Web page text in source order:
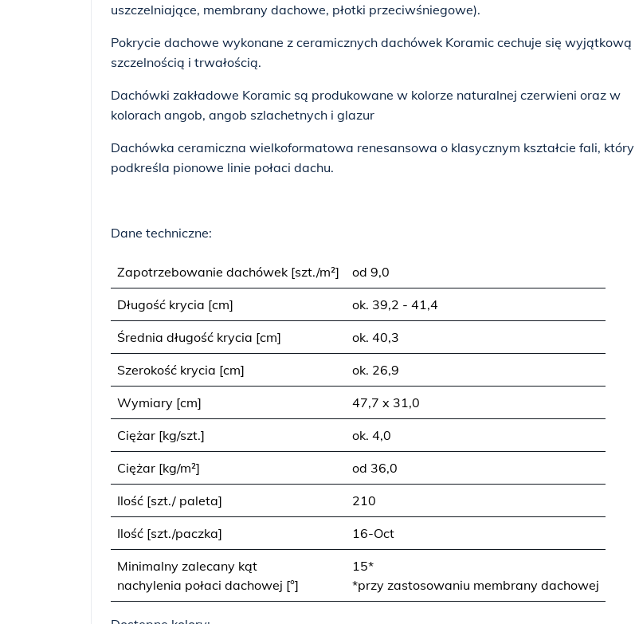
uszczelniające, membrany dachowe, płotki przeciwśniegowe).
Pokrycie dachowe wykonane z ceramicznych dachówek Koramic cechuje się wyjątkową
szczelnością i trwałością.
Dachówki zakładowe Koramic są produkowane w kolorze naturalnej czerwieni oraz w
kolorach angob, angob szlachetnych i glazur
Dachówka ceramiczna wielkoformatowa renesansowa o klasycznym kształcie fali, który
podkreśla pionowe linie połaci dachu.
Dane techniczne:
Zapotrzebowanie dachówek [szt./m²] od 9,0
Długość krycia [cm] ok. 39,2 - 41,4
Średnia długość krycia [cm] ok. 40,3
Szerokość krycia [cm] ok. 26,9
Wymiary [cm] 47,7 x 31,0
Ciężar [kg/szt.] ok. 4,0
Ciężar [kg/m²] od 36,0
Ilość [szt./ paleta] 210
Ilość [szt./paczka] 16-Oct
Minimalny zalecany kąt
nachylenia połaci dachowej [°]
15*
*przy zastosowaniu membrany dachowej